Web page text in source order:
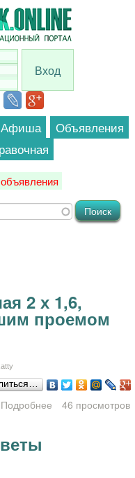
Вход
Афиша
Объявления
2 х 1,6,
проемом
Подробнее
о Стенка не
46 просмотров